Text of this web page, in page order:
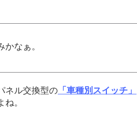
なぁ。
ネル交換型の 「車種別スイッチ」
。